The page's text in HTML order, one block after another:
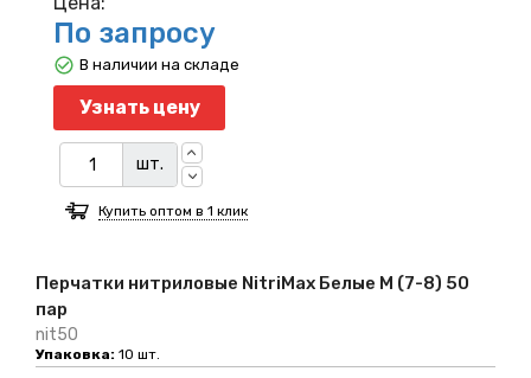
Перчатки нитриловые NitriMax Белые M (7-8) 50
пар
nit50
Упаковка: 10 шт.
По запросу
Узнать цену
шт.
В наличии на складе
Купить оптом в 1 клик